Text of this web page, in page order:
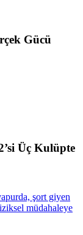
Gücü
Üç Kulüpte